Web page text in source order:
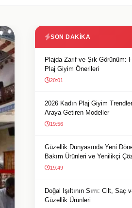
SON DAKIKA
Plajda Zarif ve Şık Görünüm:
Plaj Giyim Önerileri
20:01
2026 Kadın Plaj Giyim
Araya Getiren Modeller
19:56
Güzellik Dünyasında Yeni
Bakım Ürünleri ve Yenilikçi
19:49
Doğal Işıltının Sırrı: Cilt,
Güzellik Ürünleri